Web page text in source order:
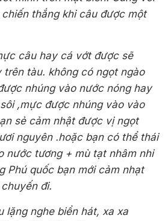
thắng khi câu được một
câu hay cá vớt được sẽ
tàu. không có ngọt ngào
nhúng vào nước nóng hay
,mực được nhúng vào vào
sẻ cảm nhật được vị ngọt
nguyên .hoặc bạn có thể thái
nước tương + mù tạt nhâm nhi
Phú quốc bạn mới cảm nhạt
đi.
lặng nghe biển hát, xa xa